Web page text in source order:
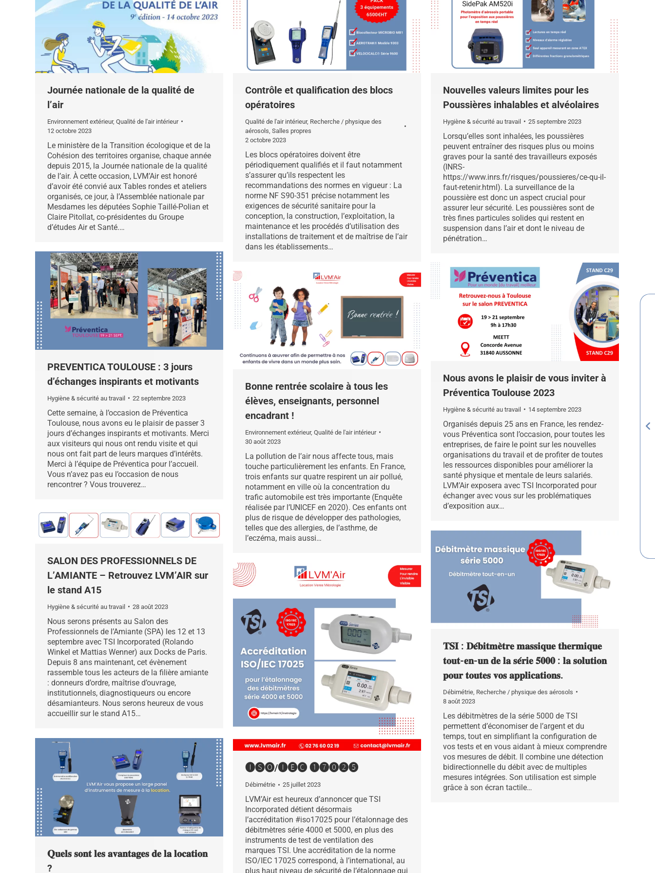
Journée nationale de la qualité de
l’air
Environnement extérieur, Qualité de l'air intérieur
12 octobre 2023
Le ministère de la Transition écologique et de la
Cohésion des territoires organise, chaque année
depuis 2015, la Journée nationale de la qualité
de l’air. À cette occasion, LVM’Air est honoré
d’avoir été convié aux Tables rondes et ateliers
organisés, ce jour, à l’Assemblée nationale par
Mesdames les députées Sophie Taillé-Polian et
Claire Pitollat, co-présidentes du Groupe
d’études Air et Santé.…
Contrôle et qualification des blocs
opératoires
Qualité de l'air intérieur, Recherche / physique des
aérosols Salles propres
2 octobre 2023
Les blocs opératoires doivent être
périodiquement qualifiés et il faut notamment
s’assurer qu’ils respectent les
recommandations des normes en vigueur : La
norme NF S90-351 précise notamment les
exigences de sécurité sanitaire pour la
conception, la construction, l’exploitation, la
maintenance et les procédés d’utilisation des
installations de traitement et de maîtrise de l’air
dans les établissements…
Nouvelles valeurs limites pour les
Poussières inhalables et alvéolaires
Hygiène & sécurité au travail 25 septembre 2023
Lorsqu’elles sont inhalées, les poussières
peuvent entraîner des risques plus ou moins
graves pour la santé des travailleurs exposés
(INRS-
https://www.inrs.fr/risques/poussieres/ce-qu-il-
faut-retenir.html). La surveillance de la
poussière est donc un aspect crucial pour
assurer leur sécurité. Les poussières sont de
très fines particules solides qui restent en
suspension dans l’air et dont le niveau de
pénétration…
PREVENTICA TOULOUSE : 3️ jours
d’échanges inspirants et motivants
Hygiène & sécurité au travail 22 septembre 2023
Cette semaine, à l’occasion de Préventica
Toulouse, nous avons eu le plaisir de passer 3️
jours d’échanges inspirants et motivants. Merci
aux visiteurs qui nous ont rendu visite et qui
nous ont fait part de leurs marques d’intérêts.
Merci à l’équipe de Préventica pour l’accueil.
Vous n’avez pas eu l’occasion de nous
rencontrer ? Vous trouverez…
Nous avons le plaisir de vous inviter à
Préventica Toulouse 2023
Hygiène & sécurité au travail 14 septembre 2023
Organisés depuis 25 ans en France, les rendez-
vous Préventica sont l’occasion, pour toutes les
entreprises, de faire le point sur les nouvelles
organisations du travail et de profiter de toutes
les ressources disponibles pour améliorer la
santé physique et mentale de leurs salariés.
LVM’Air exposera avec TSI Incorporated pour
échanger avec vous sur les problématiques
d’exposition aux…
Bonne rentrée scolaire à tous les
élèves, enseignants, personnel
encadrant !
Environnement extérieur, Qualité de l'air intérieur
30 août 2023
La pollution de l’air nous affecte tous, mais
touche particulièrement les enfants. En France,
trois enfants sur quatre respirent un air pollué,
notamment en ville où la concentration du
trafic automobile est très importante (Enquête
réalisée par l’UNICEF en 2020). Ces enfants ont
plus de risque de développer des pathologies,
telles que des allergies, de l’asthme, de
l’eczéma, mais aussi…
SALON DES PROFESSIONNELS DE
L’AMIANTE – Retrouvez LVM’AIR sur
le stand A15
Hygiène & sécurité au travail 28 août 2023
Nous serons présents au Salon des
Professionnels de l’Amiante (SPA) les 12 et 13
septembre avec TSI Incorporated (Rolando
Winkel et Mattias Wenner) aux Docks de Paris.
Depuis 8 ans maintenant, cet évènement
rassemble tous les acteurs de la filière amiante
: donneurs d’ordre, maîtrise d’ouvrage,
institutionnels, diagnostiqueurs ou encore
désamianteurs. Nous serons heureux de vous
accueillir sur le stand A15…
𝐓𝐒𝐈 : 𝐃𝐞́𝐛𝐢𝐭𝐦𝐞̀𝐭𝐫𝐞 𝐦𝐚𝐬𝐬𝐢𝐪𝐮𝐞 𝐭𝐡𝐞𝐫𝐦𝐢𝐪𝐮𝐞
𝐭𝐨𝐮𝐭-𝐞𝐧-𝐮𝐧 𝐝𝐞 𝐥𝐚 𝐬𝐞́𝐫𝐢𝐞 𝟓𝟎𝟎𝟎 : 𝐥𝐚 𝐬𝐨𝐥𝐮𝐭𝐢𝐨𝐧
𝐩𝐨𝐮𝐫 𝐭𝐨𝐮𝐭𝐞𝐬 𝐯𝐨𝐬 𝐚𝐩𝐩𝐥𝐢𝐜𝐚𝐭𝐢𝐨𝐧𝐬.
Débimétrie Recherche / physique des aérosols
8 août 2023
Les débitmètres de la série 5000 de TSI
permettent d’économiser de l’argent et du
temps, tout en simplifiant la configuration de
vos tests et en vous aidant à mieux comprendre
vos mesures de débit. Il combine une détection
bidirectionnelle du débit avec de multiples
mesures intégrées. Son utilisation est simple
grâce à son écran tactile…
🅘🅢🅞/🅘🅔🅒 ➊➐⓿➋➎
Débimétrie 25 juillet 2023
LVM’Air est heureux d’annoncer que TSI
Incorporated détient désormais
l’accréditation #iso17025 pour l’étalonnage des
débitmètres série 4000 et 5000, en plus des
instruments de test de ventilation des
marques TSI. Une accréditation de la norme
ISO/IEC 17025 correspond, à l’international, au
plus haut niveau de sécurité de l’étalonnage qui
𝐐𝐮𝐞𝐥𝐬 𝐬𝐨𝐧𝐭 𝐥𝐞𝐬 𝐚𝐯𝐚𝐧𝐭𝐚𝐠𝐞𝐬 𝐝𝐞 𝐥𝐚 𝐥𝐨𝐜𝐚𝐭𝐢𝐨𝐧
?